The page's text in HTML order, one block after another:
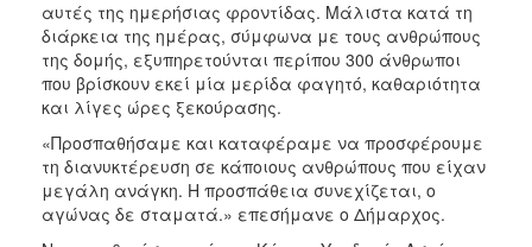
ΔΗΜΟΤΗΣ
ΗΡΑΚΛΕΙΟ
αυτές της ημερήσιας φροντίδας. Μάλιστα κατά τη
διάρκεια της ημέρας, σύμφωνα με τους ανθρώπους
της δομής, εξυπηρετούνται περίπου 300 άνθρωποι
που βρίσκουν εκεί μία μερίδα φαγητό, καθαριότητα
και λίγες ώρες ξεκούρασης.
«Προσπαθήσαμε και καταφέραμε να προσφέρουμε
τη διανυκτέρευση σε κάποιους ανθρώπους που είχαν
μεγάλη ανάγκη. Η προσπάθεια συνεχίζεται, ο
αγώνας δε σταματά.» επεσήμανε ο Δήμαρχος.